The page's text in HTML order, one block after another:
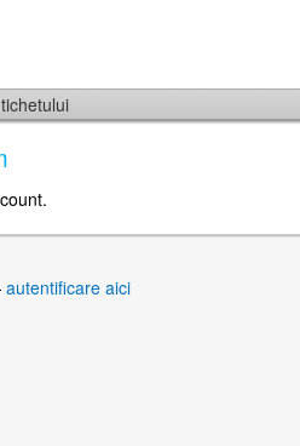
autentificare aici